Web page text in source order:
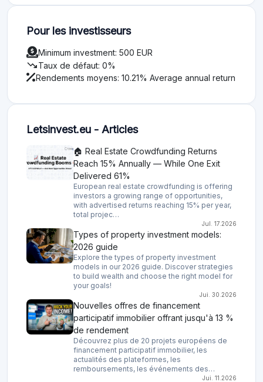
Pour les investisseurs
Minimum investment: 500 EUR
trending_downTaux de défaut: 0%
Rendements moyens: 10.21% Average annual return
Letsinvest.eu - Articles
🏠 Real Estate Crowdfunding Returns
Reach 15% Annually — While One Exit
Delivered 61%
European real estate crowdfunding is offering
investors a growing range of opportunities,
with advertised returns reaching 15% per year,
total projec…
Jul. 17.2026
Types of property investment models:
2026 guide
Explore the types of property investment
models in our 2026 guide. Discover strategies
to build wealth and choose the right model for
your goals!
Jui. 30.2026
Nouvelles offres de financement
participatif immobilier offrant jusqu'à 13 %
de rendement
Découvrez plus de 20 projets européens de
financement participatif immobilier, les
actualités des plateformes, les
remboursements, les événements des…
Jui. 11.2026